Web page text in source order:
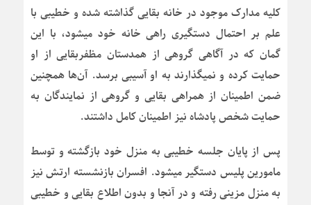
کلیه مدارک موجود در خانه بقایی گذاشته شده و خطیبی با
علم بر احتمال دستگیری راهی خانه خود میشود، با این
گمان که در آگاهی گروهی از همدستان مظفربقایی از او
حمایت کرده و نمیگذارند به او آسیبی برسد. آن‌ها همچنین
ضمن اطمینان از همراهی بقایی و گروهی از نمایندگان به
حمایت شخص پادشاه نیز اطمینان کامل داشتند.
پس از پایان جلسه خطیبی به منزل خود بازگشته و توسط
مامورین پلیس دستگیر میشود. افسران بازنشسته ارتش نیز
به منزل مزینی رفته و در آنجا و بدون اطلاع بقایی و خطیبی